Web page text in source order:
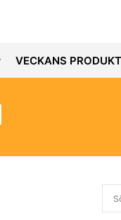
VECKANS PRODUKT